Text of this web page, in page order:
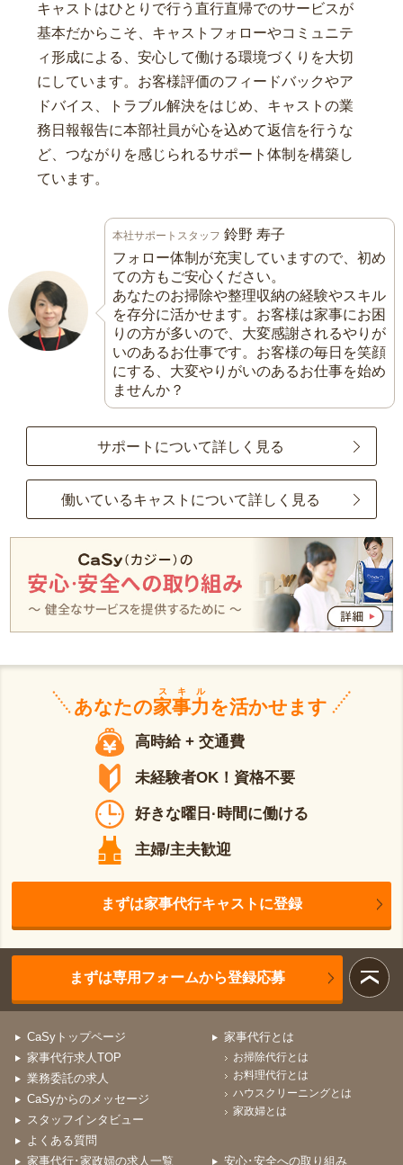
キャストはひとりで行う直行直帰でのサービスが
基本だからこそ、キャストフォローやコミュニテ
ィ形成による、安心して働ける環境づくりを大切
にしています。お客様評価のフィードバックやア
ドバイス、トラブル解決をはじめ、キャストの業
務日報報告に本部社員が心を込めて返信を行うな
ど、つながりを感じられるサポート体制を構築し
ています。
本社サポートスタッフ 鈴野 寿子
フォロー体制が充実していますので、初め
ての方もご安心ください。
あなたのお掃除や整理収納の経験やスキル
を存分に活かせます。お客様は家事にお困
りの方が多いので、大変感謝されるやりが
いのあるお仕事です。お客様の毎日を笑顔
にする、大変やりがいのあるお仕事を始め
ませんか？
サポートについて詳しく見る
働いているキャストについて詳しく見る
あなたの家事力
スキル
を活かせます
高時給 + 交通費
未経験者OK！資格不要
好きな曜日·時間に働ける
主婦/主夫歓迎
まずは家事代行キャストに登録
まずは専用フォームから登録応募
CaSyトップページ
家事代行求人TOP
業務委託の求人
CaSyからのメッセージ
スタッフインタビュー
よくある質問
家事代行とは
お掃除代行とは
お料理代行とは
ハウスクリーニングとは
家政婦とは
家事代行･家政婦の求人一覧 安心･安全への取り組み